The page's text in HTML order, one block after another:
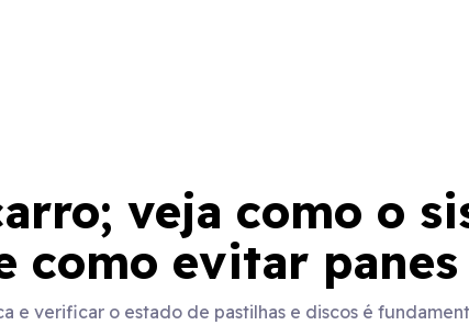
veja como o
como evitar panes
e verificar o estado de pastilhas e discos é